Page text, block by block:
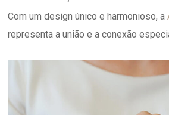
Com um design único e harmonioso, a
representa a união e a conexão